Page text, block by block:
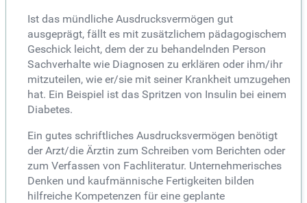
Ist das mündliche Ausdrucksvermögen gut
ausgeprägt, fällt es mit zusätzlichem pädagogischem
Geschick leicht, dem der zu behandelnden Person
Sachverhalte wie Diagnosen zu erklären oder ihm/ihr
mitzuteilen, wie er/sie mit seiner Krankheit umzugehen
hat. Ein Beispiel ist das Spritzen von Insulin bei einem
Diabetes.
Ein gutes schriftliches Ausdrucksvermögen benötigt
der Arzt/die Ärztin zum Schreiben vom Berichten oder
zum Verfassen von Fachliteratur. Unternehmerisches
Denken und kaufmännische Fertigkeiten bilden
hilfreiche Kompetenzen für eine geplante